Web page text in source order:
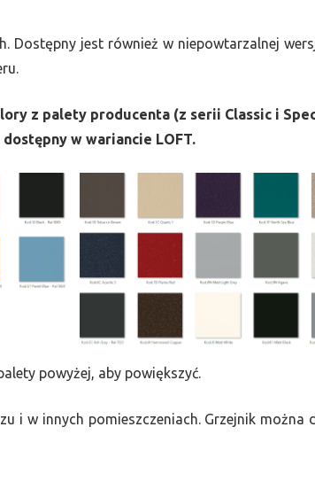
jest również w niepowtarzalnej
z palety producenta (z serii Classic i
w wariancie LOFT.
powyżej, aby powiększyć.
i w innych pomieszczeniach. Grzejnik